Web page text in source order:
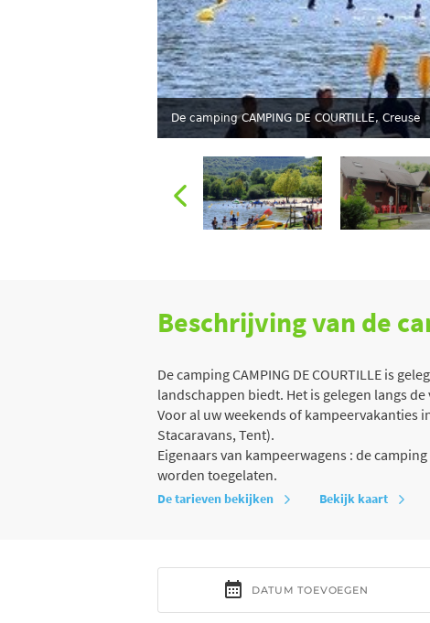
De camping CAMPING DE COURTILLE, Creuse
Beschrijving van de
De camping CAMPING DE COURTILLE is
landschappen biedt. Het is gelegen langs
Voor al uw weekends of kampeervakanties
Stacaravans, Tent).
Eigenaars van kampeerwagens : de
worden toegelaten.
De tarieven bekijken Bekijk kaart